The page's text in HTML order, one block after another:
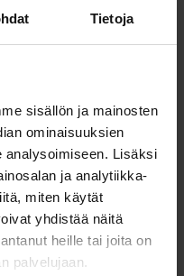
Tietoja
sisällön ja mainosten
ominaisuuksien
analysoimiseen. Lisäksi
ja analytiikka-
miten käytät
yhdistää näitä
heille tai joita on
palvelujaan.
turvallinen
Jaa tämä